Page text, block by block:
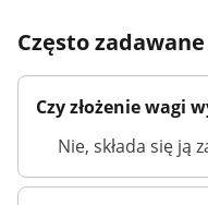
Często
Czy złożenie wagi
Nie, składa się ją